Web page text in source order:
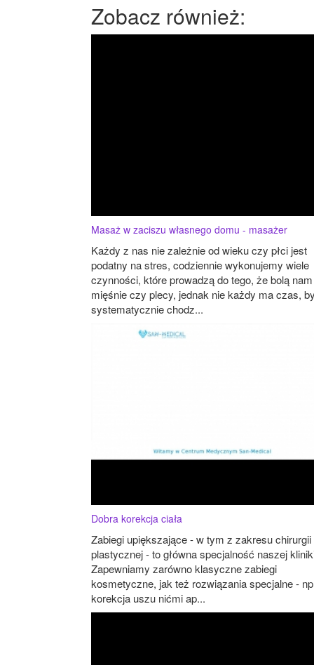
Zobacz również:
Masaż w zaciszu własnego domu - masażer
Każdy z nas nie zależnie od wieku czy płci jest
podatny na stres, codziennie wykonujemy wiele
czynności, które prowadzą do tego, że bolą nam
mięśnie czy plecy, jednak nie każdy ma czas,
systematycznie chodz...
Dobra korekcja ciała
Zabiegi upiększające - w tym z zakresu chirurgii
plastycznej - to główna specjalność naszej
Zapewniamy zarówno klasyczne zabiegi
kosmetyczne, jak też rozwiązania specjalne -
korekcja uszu nićmi ap...